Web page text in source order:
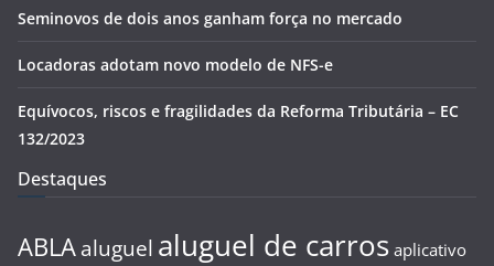
Seminovos de dois anos ganham força no mercado
Locadoras adotam novo modelo de NFS-e
Equívocos, riscos e fragilidades da Reforma Tributária – EC
132/2023
Destaques
ABLA aluguel aluguel de carros aplicativo